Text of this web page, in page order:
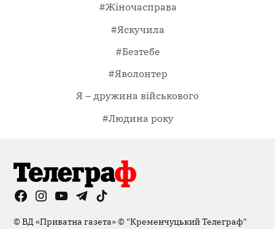
#Жіночасправа
#Яскучила
#Безтебе
#Яволонтер
Я – дружина військового
#Людина року
FacebookInstagram
YouTubeTelegramTikTok
©ВД «Приватна газета»© "Кременчуцький Телеграф"